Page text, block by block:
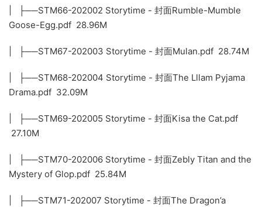
| ├──STM66-202002 Storytime - 封面Rumble-Mumble
Goose-Egg.pdf 28.96M
| ├──STM67-202003 Storytime - 封面Mulan.pdf 28.74M
| ├──STM68-202004 Storytime - 封面The Lllam Pyjama
Drama.pdf 32.09M
| ├──STM69-202005 Storytime - 封面Kisa the Cat.pdf
27.10M
| ├──STM70-202006 Storytime - 封面Zebly Titan and the
Mystery of Glop.pdf 25.84M
| ├──STM71-202007 Storytime - 封面The Dragon’a